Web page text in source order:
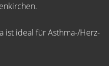
ist ideal für Asthma-/Herz-